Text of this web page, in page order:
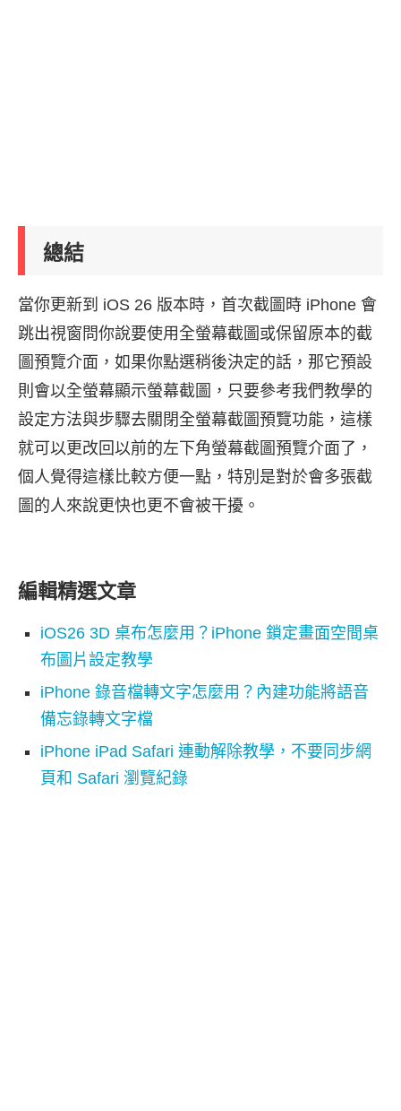
總結
當你更新到 iOS 26 版本時，首次截圖時 iPhone 會
跳出視窗問你說要使用全螢幕截圖或保留原本的截
圖預覽介面，如果你點選稍後決定的話，那它預設
則會以全螢幕顯示螢幕截圖，只要參考我們教學的
設定方法與步驟去關閉全螢幕截圖預覽功能，這樣
就可以更改回以前的左下角螢幕截圖預覽介面了，
個人覺得這樣比較方便一點，特別是對於會多張截
圖的人來說更快也更不會被干擾。
編輯精選文章
iOS26 3D 桌布怎麼用？iPhone 鎖定畫面空間桌
布圖片設定教學
iPhone 錄音檔轉文字怎麼用？內建功能將語音
備忘錄轉文字檔
iPhone iPad Safari 連動解除教學，不要同步網
頁和 Safari 瀏覽紀錄